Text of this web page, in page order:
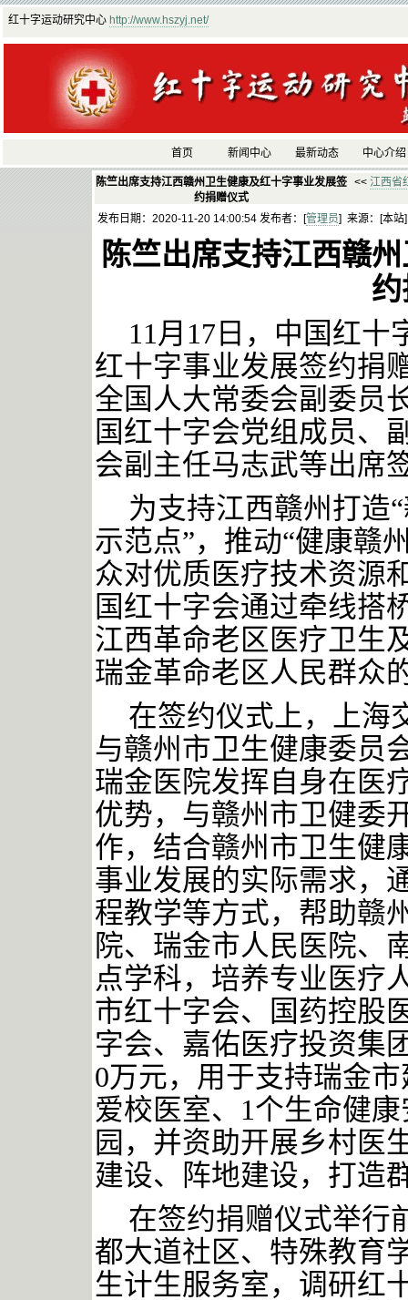
红十字运动研究中心 http://www.hszyj.net/
首页 新闻中心 最新动态 中心介绍
陈竺出席支持江西赣州卫生健康及红十字事业发展签
约捐赠仪式
<< 江西省
发布日期：2020-11-20 14:00:54 发布者：[管理员] 来源：[本站
陈竺出席支持江西赣
11月17日，中国红十
红十字事业发展签约捐
全国人大常委会副委员
国红十字会党组成员、
会副主任马志武等出席
为支持江西赣州打造
示范点”，推动“健康赣
众对优质医疗技术资源
国红十字会通过牵线搭
江西革命老区医疗卫生
瑞金革命老区人民群众
在签约仪式上，上海
与赣州市卫生健康委员
瑞金医院发挥自身在医
优势，与赣州市卫健委
作，结合赣州市卫生健
事业发展的实际需求，
程教学等方式，帮助赣
院、瑞金市人民医院、
点学科，培养专业医疗
市红十字会、国药控股
字会、嘉佑医疗投资集
0万元，用于支持瑞金
爱校医室、1个生命健
园，并资助开展乡村医
建设、阵地建设，打造
在签约捐赠仪式举行
都大道社区、特殊教育
生计生服务室，调研红